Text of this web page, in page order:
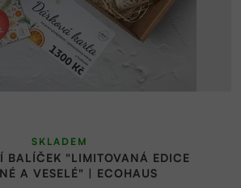
BALÍČEK "LIMITOVANÁ EDICE
A VESELÉ" | ECOHAUS
SKLADEM